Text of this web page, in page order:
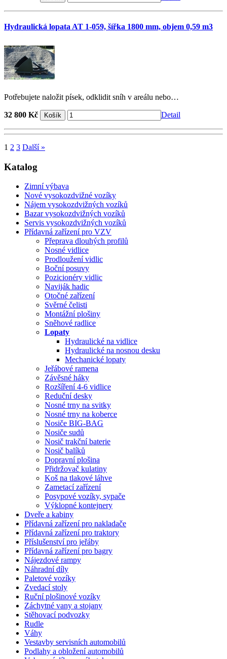
Hydraulická lopata AT 1-059, šířka 1800 mm, objem 0,59 m3
Potřebujete naložit písek, odklidit sníh v areálu nebo…
32 800 Kč Detail
1 2 3 Další »
Katalog
Zimní výbava
Nové vysokozdvižné vozíky
Nájem vysokozdvižných vozíků
Bazar vysokozdvižných vozíků
Servis vysokozdvižných vozíků
Přídavná zařízení pro VZV
Přeprava dlouhých profilů
Nosné vidlice
Prodloužení vidlic
Boční posuvy
Pozicionéry vidlic
Naviják hadic
Otočné zařízení
Svěrné čelisti
Montážní plošiny
Sněhové radlice
Lopaty
Hydraulické na vidlice
Hydraulické na nosnou desku
Mechanické lopaty
Jeřábové ramena
Závěsné háky
Rozšíření 4-6 vidlice
Reduční desky
Nosné trny na svitky
Nosné trny na koberce
Nosiče BIG-BAG
Nosiče sudů
Nosič trakční baterie
Nosič balíků
Dopravní plošina
Přidržovač kulatiny
Koš na tlakové láhve
Zametací zařízení
Posypové vozíky, sypače
Výklopné kontejnery
Dveře a kabiny
Přídavná zařízení pro nakladače
Přídavná zařízení pro traktory
Příslušenství pro jeřáby
Přídavná zařízení pro bagry
Nájezdové rampy
Náhradní díly
Paletové vozíky
Zvedací stoly
Ruční plošinové vozíky
Záchytné vany a stojany
Stěhovací podvozky
Rudle
Váhy
Vestavby servisních automobilů
Podlahy a obložení automobilů